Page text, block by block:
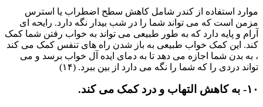
موارد استفاده از کندر شامل کاهش سطح اضطراب یا استرس
مزمن است که می تواند شما را در شب بیدار نگه دارد. رایحه ای
آرام و پایه دارد که به طور طبیعی می تواند به خواب رفتن شما کمک
کند. این کمک خواب طبیعی به باز شدن راه های تنفس کمک می کند
، به بدن شما اجازه می دهد تا به دمای ایده آل خواب برسد و می
تواند دردی را که شما را نگه می دارد از بین ببرد. (۱۴)
۱۰- به کاهش التهاب و درد کمک می کند.